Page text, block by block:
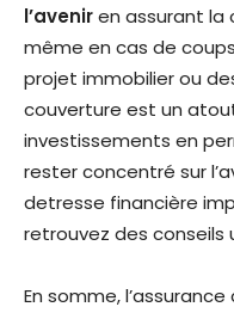
l’aveniren assurant la
même en cas de
projet immobilier ou
couverture est un
investissements en
rester concentré sur
detresse financière
retrouvez des conseils
En somme,